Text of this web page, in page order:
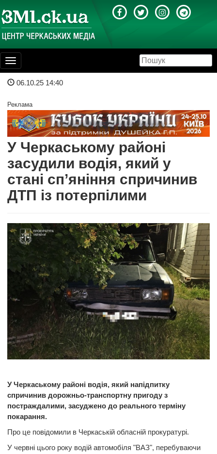
Toggle
navigation
06.10.25 14:40
Реклама
У Черкаському районі
засудили водія, який у
стані сп’яніння спричинив
ДТП із потерпілими
У Черкаському районі водія, який напідпитку
спричинив дорожньо-транспортну пригоду з
постраждалими, засуджено до реального терміну
покарання.
Про це повідомили в Черкаській обласній прокуратурі.
У червні цього року водій автомобіля "ВАЗ", перебуваючи